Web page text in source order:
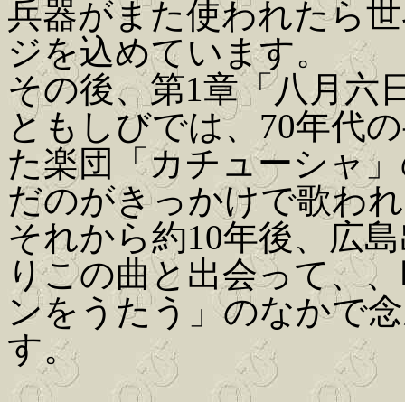
兵器がまた使われたら
ジを込めています。
その後、第1章「八月六
ともしびでは、70年代
た楽団「カチューシャ
だのがきっかけで歌わ
それから約10年後、広
りこの曲と出会って、
ンをうたう」のなかで
す。